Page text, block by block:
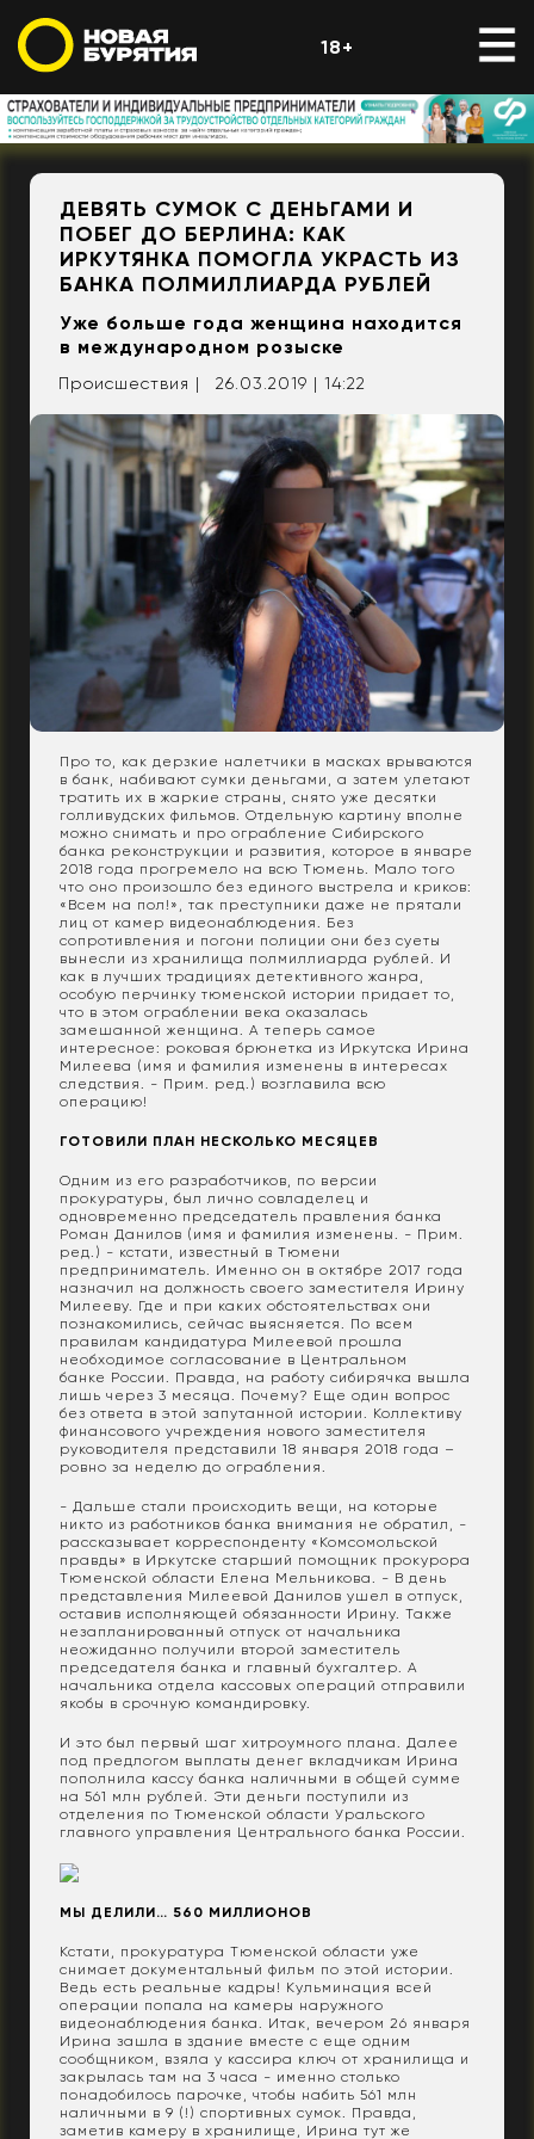
18+
ДЕВЯТЬ СУМОК С ДЕНЬГАМИ И
ПОБЕГ ДО БЕРЛИНА: КАК
ИРКУТЯНКА ПОМОГЛА УКРАСТЬ ИЗ
БАНКА ПОЛМИЛЛИАРДА РУБЛЕЙ
Уже больше года женщина находится
в международном розыске
Происшествия | 26.03.2019 | 14:22
Про то, как дерзкие налетчики в масках врываются
в банк, набивают сумки деньгами, а затем улетают
тратить их в жаркие страны, снято уже десятки
голливудских фильмов. Отдельную картину вполне
можно снимать и про ограбление Сибирского
банка реконструкции и развития, которое в январе
2018 года прогремело на всю Тюмень. Мало того
что оно произошло без единого выстрела и криков:
«Всем на пол!», так преступники даже не прятали
лиц от камер видеонаблюдения. Без
сопротивления и погони полиции они без суеты
вынесли из хранилища полмиллиарда рублей. И
как в лучших традициях детективного жанра,
особую перчинку тюменской истории придает то,
что в этом ограблении века оказалась
замешанной женщина. А теперь самое
интересное: роковая брюнетка из Иркутска Ирина
Милеева (имя и фамилия изменены в интересах
следствия. - Прим. ред.) возглавила всю
операцию!
ГОТОВИЛИ ПЛАН НЕСКОЛЬКО МЕСЯЦЕВ
Одним из его разработчиков, по версии
прокуратуры, был лично совладелец и
одновременно председатель правления банка
Роман Данилов (имя и фамилия изменены. - Прим.
ред.) - кстати, известный в Тюмени
предприниматель. Именно он в октябре 2017 года
назначил на должность своего заместителя Ирину
Милееву. Где и при каких обстоятельствах они
познакомились, сейчас выясняется. По всем
правилам кандидатура Милеевой прошла
необходимое согласование в Центральном
банке России. Правда, на работу сибирячка вышла
лишь через 3 месяца. Почему? Еще один вопрос
без ответа в этой запутанной истории. Коллективу
финансового учреждения нового заместителя
руководителя представили 18 января 2018 года –
ровно за неделю до ограбления.
- Дальше стали происходить вещи, на которые
никто из работников банка внимания не обратил, -
рассказывает корреспонденту «Комсомольской
правды» в Иркутске старший помощник прокурора
Тюменской области Елена Мельникова. - В день
представления Милеевой Данилов ушел в отпуск,
оставив исполняющей обязанности Ирину. Также
незапланированный отпуск от начальника
неожиданно получили второй заместитель
председателя банка и главный бухгалтер. А
начальника отдела кассовых операций отправили
якобы в срочную командировку.
И это был первый шаг хитроумного плана. Далее
под предлогом выплаты денег вкладчикам Ирина
пополнила кассу банка наличными в общей сумме
на 561 млн рублей. Эти деньги поступили из
отделения по Тюменской области Уральского
главного управления Центрального банка России.
МЫ ДЕЛИЛИ… 560 МИЛЛИОНОВ
Кстати, прокуратура Тюменской области уже
снимает документальный фильм по этой истории.
Ведь есть реальные кадры! Кульминация всей
операции попала на камеры наружного
видеонаблюдения банка. Итак, вечером 26 января
Ирина зашла в здание вместе с еще одним
сообщником, взяла у кассира ключ от хранилища и
закрылась там на 3 часа - именно столько
понадобилось парочке, чтобы набить 561 млн
наличными в 9 (!) спортивных сумок. Правда,
заметив камеру в хранилище, Ирина тут же